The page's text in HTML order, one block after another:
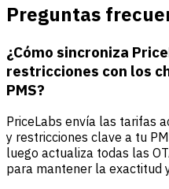
Preguntas
¿Cómo sincroniza
restricciones con los
PMS?
PriceLabs envía las tarifas
y restricciones clave a tu
luego actualiza todas las
para mantener la exactitud